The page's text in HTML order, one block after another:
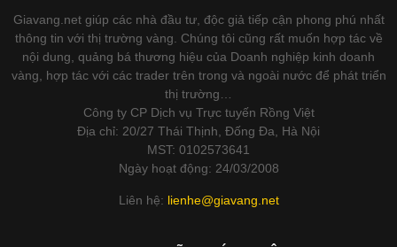
Giavang.net giúp các nhà đầu tư, độc giả tiếp cận phong phú nhất
thông tin với thị trường vàng. Chúng tôi cũng rất muốn hợp tác về
nội dung, quảng bá thương hiệu của Doanh nghiệp kinh doanh
vàng, hợp tác với các trader trên trong và ngoài nước để phát triển
thị trường…
Công ty CP Dịch vụ Trực tuyến Rồng Việt
Địa chỉ: 20/27 Thái Thịnh, Đống Đa, Hà Nội
MST: 0102573641
Ngày hoạt động: 24/03/2008
Liên hệ: lienhe@giavang.net